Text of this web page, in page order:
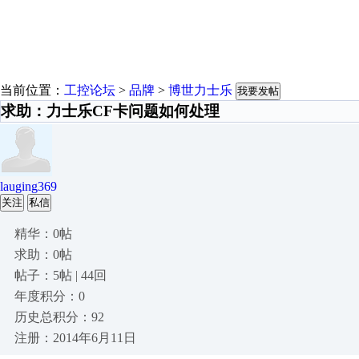
当前位置： 工控论坛 > 品牌 > 博世力士乐 我要发帖
求助：力士乐CF卡问题如何处理
lauging369
关注 私信
精华：0帖
求助：0帖
帖子：5帖 | 44回
年度积分：0
历史总积分：92
注册：2014年6月11日